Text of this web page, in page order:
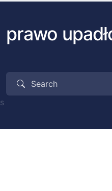
prawo
s